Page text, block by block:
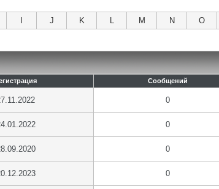
J K L M N O
Сообщений
0
0
0
0